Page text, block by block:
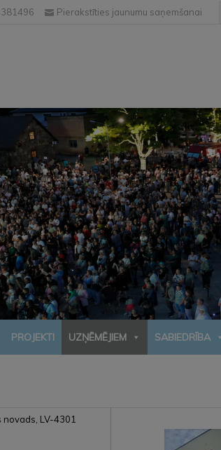
Pierakstīties jaunumu saņemšanai
PROJEKTI UZŅĒMĒJIEM SABIEDRĪBA
LV-4301